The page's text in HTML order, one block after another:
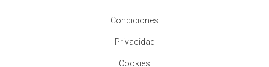
Condiciones
Privacidad
Cookies